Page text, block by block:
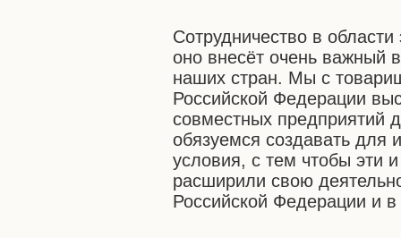
Сотрудничество в
оно внесёт очень важный
наших стран. Мы с
Российской Федерации
совместных предприятий
обязуемся создавать для
условия, с тем чтобы эти
расширили свою
Российской Федерации и в